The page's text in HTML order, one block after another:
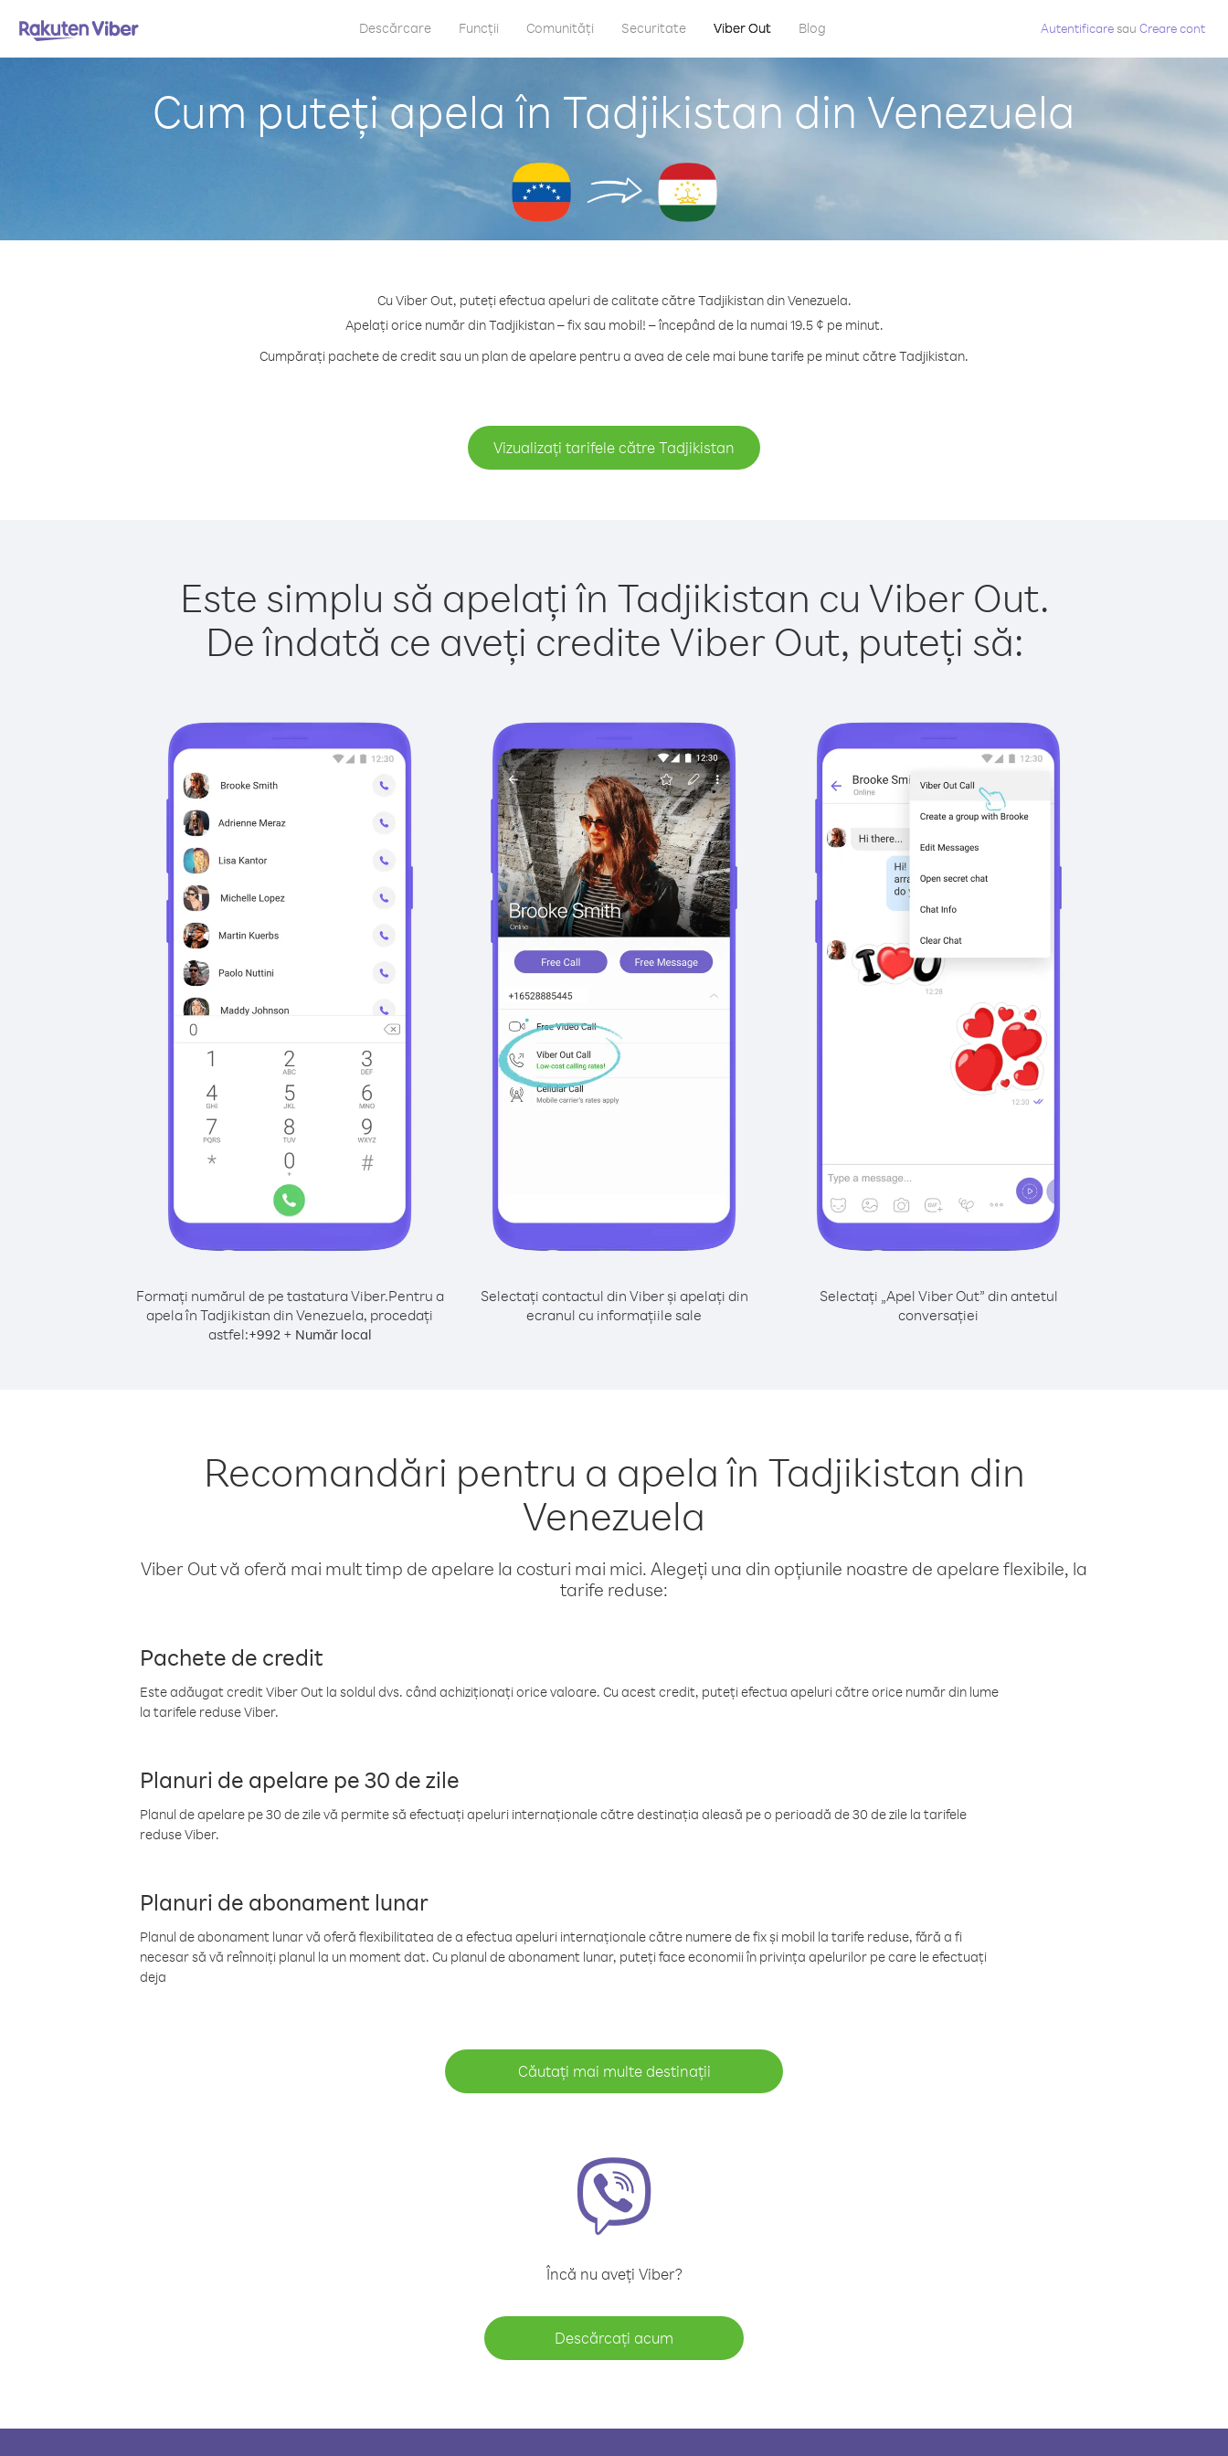
Descărcare Funcții Comunități Securitate Viber Out Blog Autentificaresau Creare cont
Cum puteți apela în Tadjikistan din Venezuela
Cu Viber Out, puteți efectua apeluri de calitate către Tadjikistan din Venezuela.
Apelați orice număr din Tadjikistan – fix sau mobil! – începând de la numai 19.5 ¢ pe minut.
Cumpărați pachete de credit sau un plan de apelare pentru a avea de cele mai bune tarife pe minut către Tadjikistan.
Vizualizați tarifele către Tadjikistan
Este simplu să apelați în Tadjikistan cu Viber Out.
De îndată ce aveți credite Viber Out, puteți să:
Formați numărul de pe tastatura Viber.Pentru a
apela în Tadjikistan din Venezuela, procedați
astfel:+992+ Număr local
Selectați contactul din Viber și apelați din
ecranul cu informațiile sale
Selectați „Apel Viber Out” din antetul
conversației
Recomandări pentru a apela în Tadjikistan din
Venezuela
Viber Out vă oferă mai mult timp de apelare la costuri mai mici. Alegeți una din opțiunile noastre de apelare flexibile, la
tarife reduse:
Pachete de credit
Este adăugat credit Viber Out la soldul dvs. când achiziționați orice valoare. Cu acest credit, puteți efectua apeluri către orice număr din lume
la tarifele reduse Viber.
Planuri de apelare pe 30 de zile
Planul de apelare pe 30 de zile vă permite să efectuați apeluri internaționale către destinația aleasă pe o perioadă de 30 de zile la tarifele
reduse Viber.
Planuri de abonament lunar
Planul de abonament lunar vă oferă flexibilitatea de a efectua apeluri internaționale către numere de fix și mobil la tarife reduse, fără a fi
necesar să vă reînnoiți planul la un moment dat. Cu planul de abonament lunar, puteți face economii în privința apelurilor pe care le efectuați
deja
Căutați mai multe destinații
Încă nu aveți Viber?
Descărcați acum